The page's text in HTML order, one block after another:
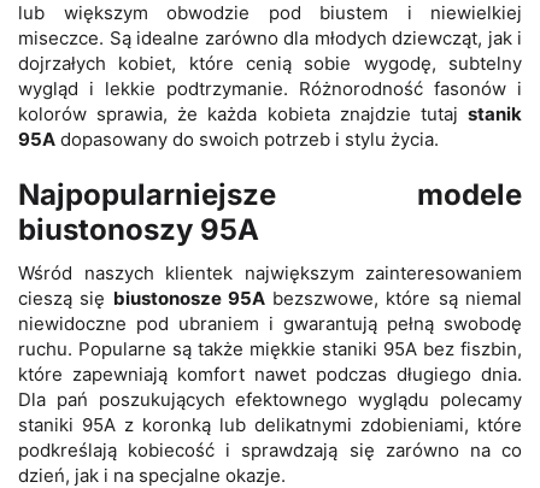
lub większym obwodzie pod biustem i niewielkiej
miseczce. Są idealne zarówno dla młodych dziewcząt, jak i
dojrzałych kobiet, które cenią sobie wygodę, subtelny
wygląd i lekkie podtrzymanie. Różnorodność fasonów i
kolorów sprawia, że każda kobieta znajdzie tutaj stanik
95A dopasowany do swoich potrzeb i stylu życia.
Najpopularniejsze modele
biustonoszy 95A
Wśród naszych klientek największym zainteresowaniem
cieszą się biustonosze 95Abezszwowe, które są niemal
niewidoczne pod ubraniem i gwarantują pełną swobodę
ruchu. Popularne są także miękkie staniki 95A bez fiszbin,
które zapewniają komfort nawet podczas długiego dnia.
Dla pań poszukujących efektownego wyglądu polecamy
staniki 95A z koronką lub delikatnymi zdobieniami, które
podkreślają kobiecość i sprawdzają się zarówno na co
dzień, jak i na specjalne okazje.